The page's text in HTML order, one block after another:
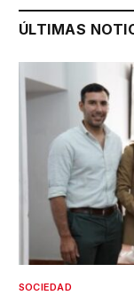
ÚLTIMAS
SOCIEDAD